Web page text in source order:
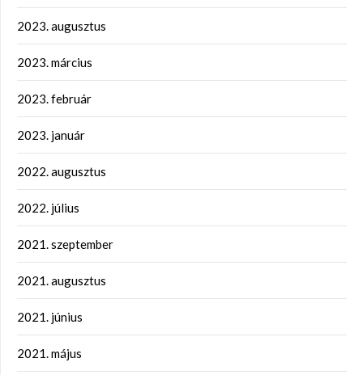
2023. augusztus
2023. március
2023. február
2023. január
2022. augusztus
2022. július
2021. szeptember
2021. augusztus
2021. június
2021. május